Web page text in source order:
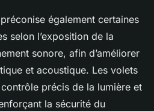
également certaines
selon l’exposition de la
sonore, afin d’améliorer
et acoustique. Les volets
précis de la lumière et
la sécurité du